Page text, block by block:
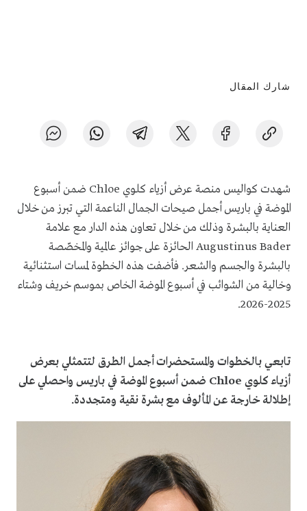
شارك المقال
شهدت كواليس منصة عرض أزياء كلوي Chloe ضمن أسبوع
الموضة في باريس أجمل صيحات الجمال الناعمة التي تبرز من خلال
العناية بالبشرة وذلك من خلال تعاون هذه الدار مع علامة
Augustinus Bader الحائزة على جوائز عالمية والمخصّصة
بالبشرة والجسم والشعر. فأضفت هذه الخطوة لمسات استثنائية
وخالية من الشوائب في أسبوع الموضة الخاص بموسم خريف وشتاء
2025-2026.
تابعي بالخطوات والمستحضرات أجمل الطرق لتتمثلي بعرض
أزياء كلوي Chloe ضمن أسبوع الموضة في باريس واحصلي على
إطلالة خارجة عن المألوف مع بشرة نقية ومتجددة.